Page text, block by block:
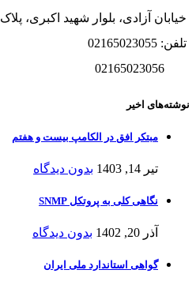
خیابان آزادی، بلوار شهید اکبری، پلاک 18 واحد سه
تلفن: 02165023055
نوشته‌های اخیر
مبتکر افق در الکامپ بیست و هفتم
تیر 14, 1403 بدون دیدگاه
نگاهی کلی به پروتکل SNMP
آذر 20, 1402 بدون دیدگاه
گواهی استاندارد ملی ایران